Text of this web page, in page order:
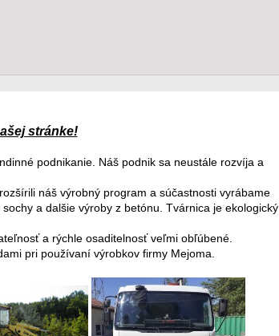
stránke!
podnikanie. Náš podnik sa neustále rozvíja a
náš výrobný program a súčastnosti vyrábame
a dalšie výroby z betónu. Tvárnica je ekologický
a rýchle osaditelnosť veľmi obľúbené.
pri používaní výrobkov firmy Mejoma.